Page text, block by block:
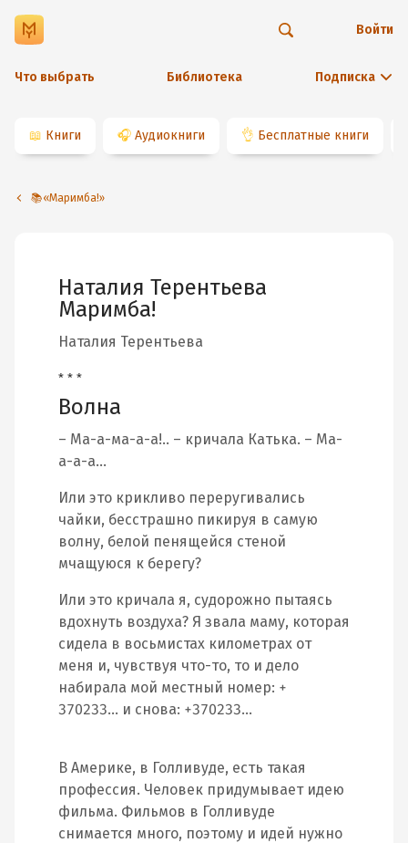
Что выбрать Библиотека Подписка
Войти
📖 Книги 🎧 Аудиокниги 👌 Бесплатные книги
📚«Маримба!»
Наталия Терентьева
Маримба!
Наталия Терентьева
* * *
Волна
– Ма-а-ма-а-а!.. – кричала Катька. – Ма-
а-а-а…
Или это крикливо переругивались
чайки, бесстрашно пикируя в самую
волну, белой пенящейся стеной
мчащуюся к берегу?
Или это кричала я, судорожно пытаясь
вдохнуть воздуха? Я звала маму, которая
сидела в восьмистах километрах от
меня и, чувствуя что-то, то и дело
набирала мой местный номер: +
370233… и снова: +370233…
В Америке, в Голливуде, есть такая
профессия. Человек придумывает идею
фильма. Фильмов в Голливуде
снимается много, поэтому и идей нужно